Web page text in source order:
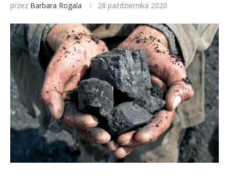
przez Barbara Rogala 28 października 2020